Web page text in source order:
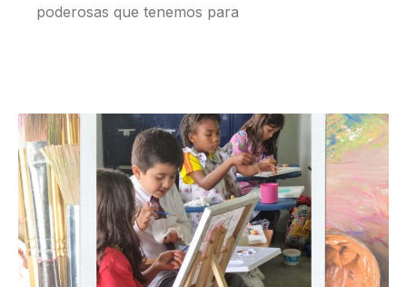
poderosas que tenemos para